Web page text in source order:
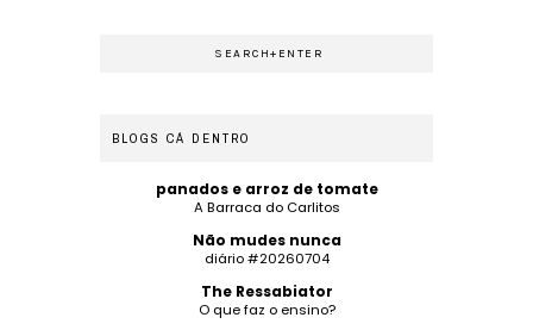
BLOGS CÁ DENTRO
panados e arroz de tomate
A Barraca do Carlitos
Não mudes nunca
diário #20260704
The Ressabiator
O que faz o ensino?